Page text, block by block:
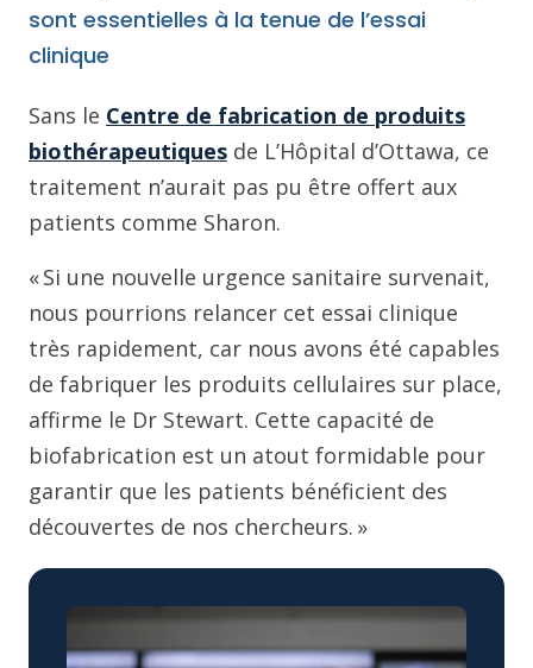
sont essentielles à la tenue de l’essai
clinique
Sans le Centre de fabrication de produits
biothérapeutiques de L’Hôpital d’Ottawa, ce
traitement n’aurait pas pu être offert aux
patients comme Sharon.
« Si une nouvelle urgence sanitaire survenait,
nous pourrions relancer cet essai clinique
très rapidement, car nous avons été capables
de fabriquer les produits cellulaires sur place,
affirme le Dr Stewart. Cette capacité de
biofabrication est un atout formidable pour
garantir que les patients bénéficient des
découvertes de nos chercheurs. »